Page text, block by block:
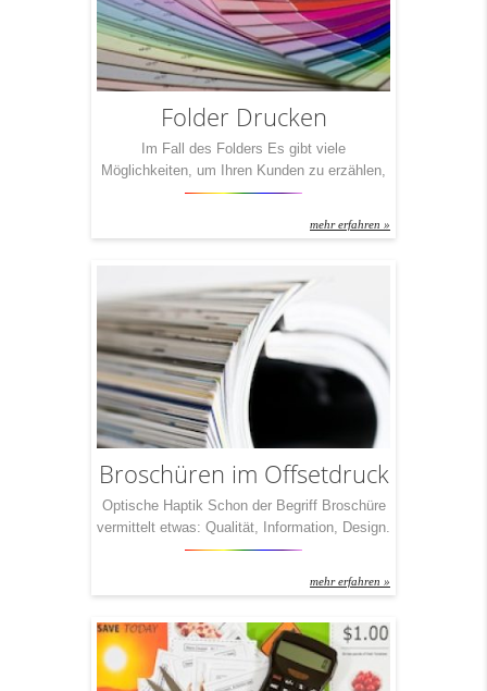
Folder Drucken
Im Fall des Folders Es gibt viele
Möglichkeiten, um Ihren Kunden zu erzählen,
was Sie so drauf haben. Eine der effektivsten
werden so Informationen an Kunden
sich unsere Partner mit genau diesem Thema.
Unser Fazit: Ein Folder ist nur so viel Wert,
wie […]
mehr erfahren »
Broschüren im Offsetdruck
Optische Haptik Schon der Begriff Broschüre
vermittelt etwas: Qualität, Information, Design.
Um nur drei Dinge zu nennen.
Broschüre auch richtig zu drucken. Und – fast
auch gekonnt zu verarbeiten. Zu Broschüren,
eben. Mit IchDruckDich haben Sie in Sachen
Broschüre den idealen Partner direkt […]
mehr erfahren »